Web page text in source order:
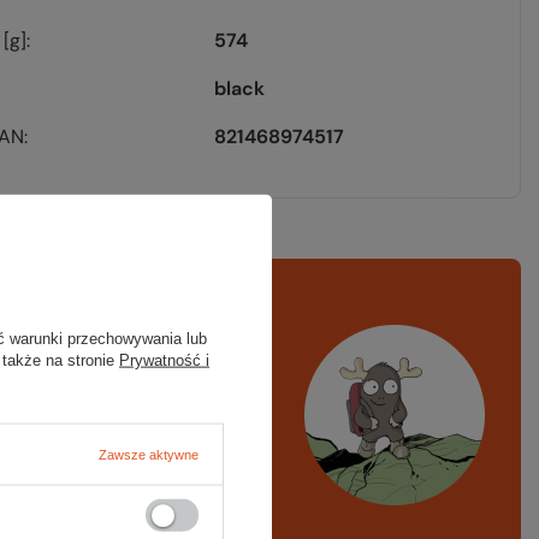
[g]
574
black
821468974517
czy masz
LISTA SPRZĘTOWA
warunki przechowywania lub
na stronie Prywatność i
Zawsze aktywne